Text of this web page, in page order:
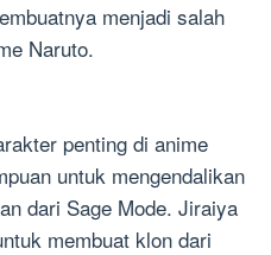
menjadi salah
Naruto.
penting di anime
untuk mengendalikan
dari Sage Mode. Jiraiya
membuat klon dari